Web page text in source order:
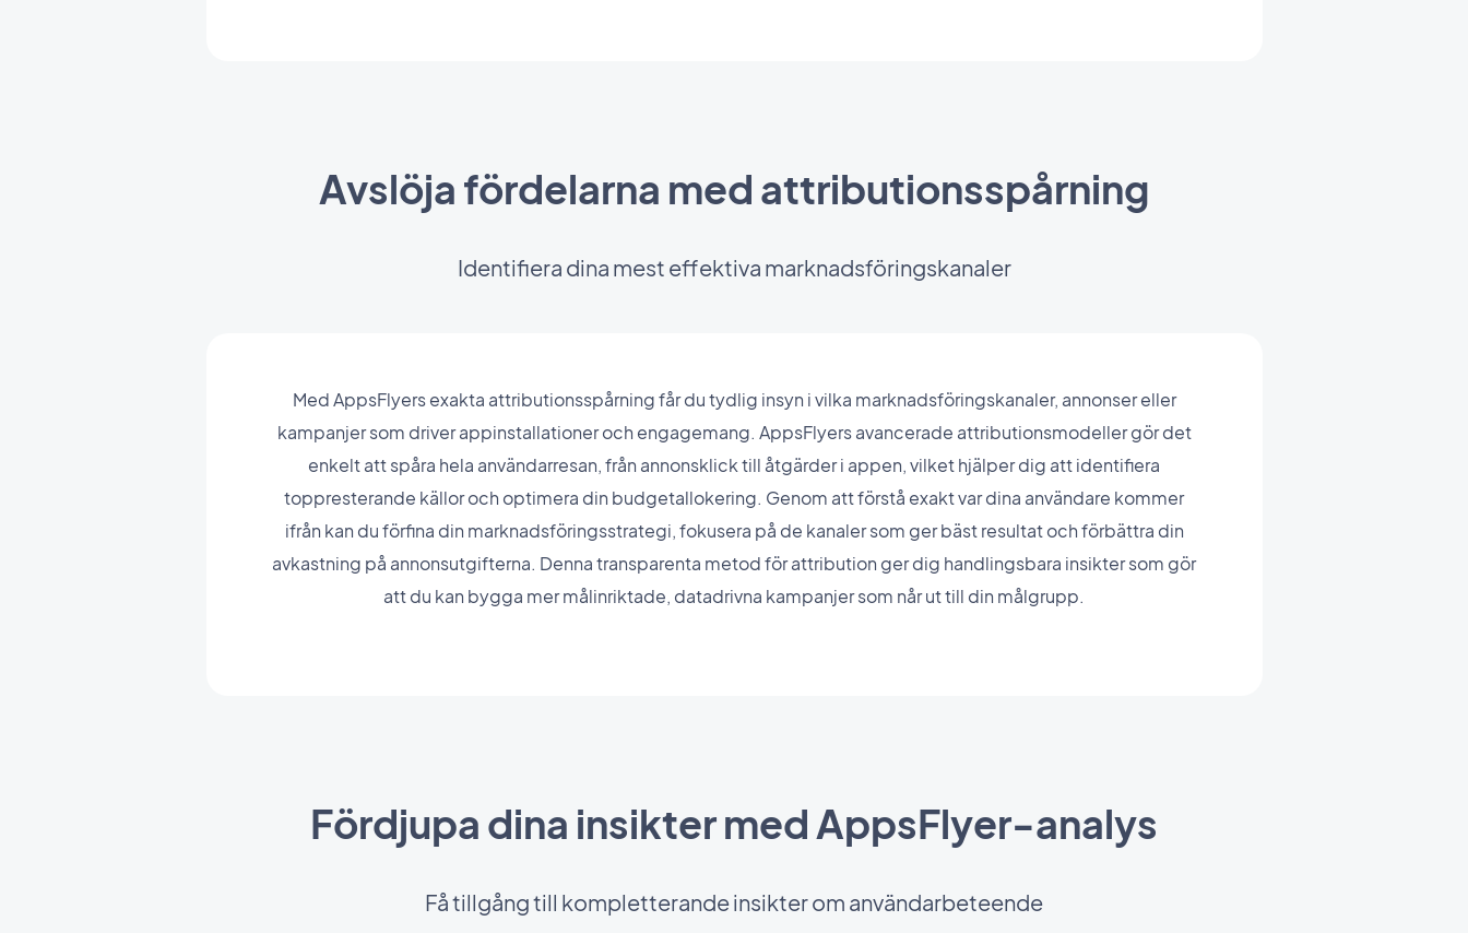
Avslöja fördelarna med attributionsspårning
Identifiera dina mest effektiva marknadsföringskanaler
Med AppsFlyers exakta attributionsspårning får du tydlig insyn i vilka marknadsföringskanaler, annonser eller
kampanjer som driver appinstallationer och engagemang. AppsFlyers avancerade attributionsmodeller gör det
enkelt att spåra hela användarresan, från annonsklick till åtgärder i appen, vilket hjälper dig att identifiera
toppresterande källor och optimera din budgetallokering. Genom att förstå exakt var dina användare kommer
ifrån kan du förfina din marknadsföringsstrategi, fokusera på de kanaler som ger bäst resultat och förbättra din
avkastning på annonsutgifterna. Denna transparenta metod för attribution ger dig handlingsbara insikter som gör
att du kan bygga mer målinriktade, datadrivna kampanjer som når ut till din målgrupp.
Fördjupa dina insikter med AppsFlyer-analys
Få tillgång till kompletterande insikter om användarbeteende